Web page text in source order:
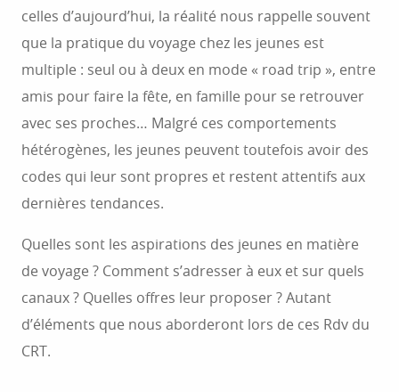
celles d’aujourd’hui, la réalité nous rappelle souvent
que la pratique du voyage chez les jeunes est
multiple : seul ou à deux en mode « road trip », entre
amis pour faire la fête, en famille pour se retrouver
avec ses proches… Malgré ces comportements
hétérogènes, les jeunes peuvent toutefois avoir des
codes qui leur sont propres et restent attentifs aux
dernières tendances.
Quelles sont les aspirations des jeunes en matière
de voyage ? Comment s’adresser à eux et sur quels
canaux ? Quelles offres leur proposer ? Autant
d’éléments que nous aborderont lors de ces Rdv du
CRT.